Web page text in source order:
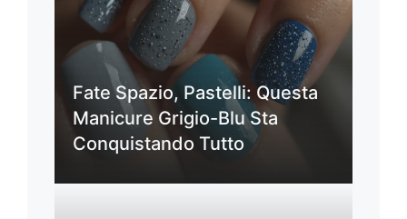
Fate Spazio, Pastelli: Questa
Manicure Grigio-Blu Sta
Conquistando Tutto